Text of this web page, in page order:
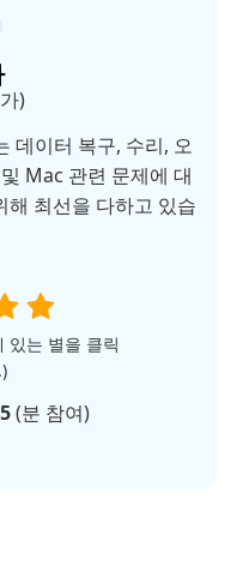
)
데이터 복구, 수리, 오
Mac 관련 문제에 대
해 최선을 다하고 있습
있는 별을 클릭
(분 참여)